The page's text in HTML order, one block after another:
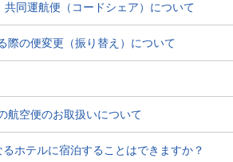
共同運航便（コードシェア）について
際の便変更（振り替え）について
航空便のお取扱いについて
ホテルに宿泊することはできますか？